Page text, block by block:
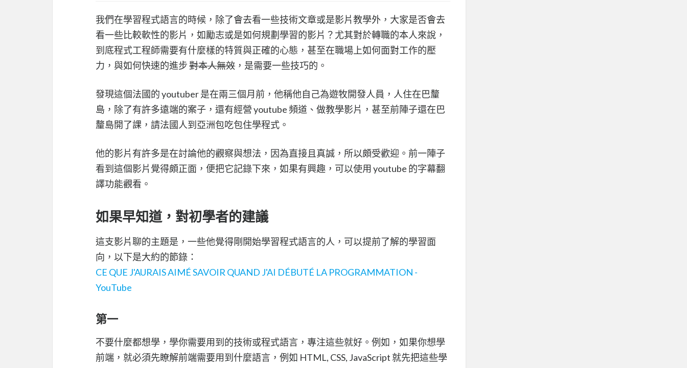
我們在學習程式語言的時候，除了會去看一些技術文章或是影片教學外，大家是否會去
看一些比較軟性的影片，如勵志或是如何規劃學習的影片？尤其對於轉職的本人來說，
到底程式工程師需要有什麼樣的特質與正確的心態，甚至在職場上如何面對工作的壓
力，與如何快速的進步對本人無效 ，是需要一些技巧的。
發現這個法國的 youtuber 是在兩三個月前，他稱他自己為遊牧開發人員，人住在巴釐
島，除了有許多遠端的案子，還有經營 youtube 頻道、做教學影片，甚至前陣子還在巴
釐島開了課，請法國人到亞洲包吃包住學程式。
他的影片有許多是在討論他的觀察與想法，因為直接且真誠，所以頗受歡迎。前一陣子
看到這個影片覺得頗正面，便把它記錄下來，如果有興趣，可以使用 youtube 的字幕翻
譯功能觀看。
如果早知道，對初學者的建議
這支影片聊的主題是，一些他覺得剛開始學習程式語言的人，可以提前了解的學習面
向，以下是大約的節錄：
CE QUE J'AURAIS AIMÉ SAVOIR QUAND J'AI DÉBUTÉ LA PROGRAMMATION -
YouTube
第一
不要什麼都想學，學你需要用到的技術或程式語言，專注這些就好。例如，如果你想學
前端，就必須先瞭解前端需要用到什麼語言，例如 HTML, CSS, JavaScript 就先把這些學